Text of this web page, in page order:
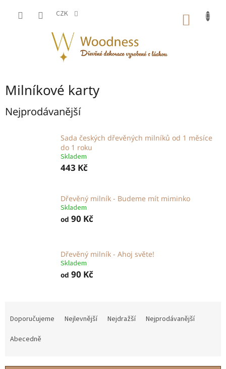
CZK
Milníkové karty
Nejprodávanější
Sada českých dřevěných milníků od 1 měsíce
do 1 roku
Skladem
443 Kč
Dřevěný milník - Budeme mít miminko
Skladem
od 90 Kč
Dřevěný milník - Ahoj světe!
Skladem
od 90 Kč
Doporučujeme Nejlevnější Nejdražší
Nejprodávanější
Abecedně